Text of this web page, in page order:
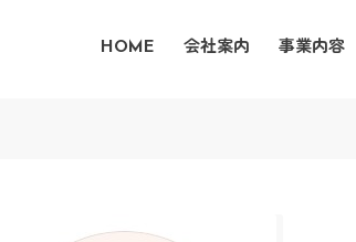
HOME 会社案内 事業内容